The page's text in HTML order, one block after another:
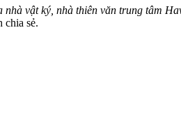
vật ký, nhà thiên văn trung tâm
chia sẻ.